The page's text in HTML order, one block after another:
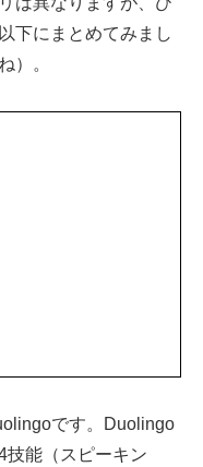
下にまとめてみまし
）。
です。Duolingo
技能（スピーキン